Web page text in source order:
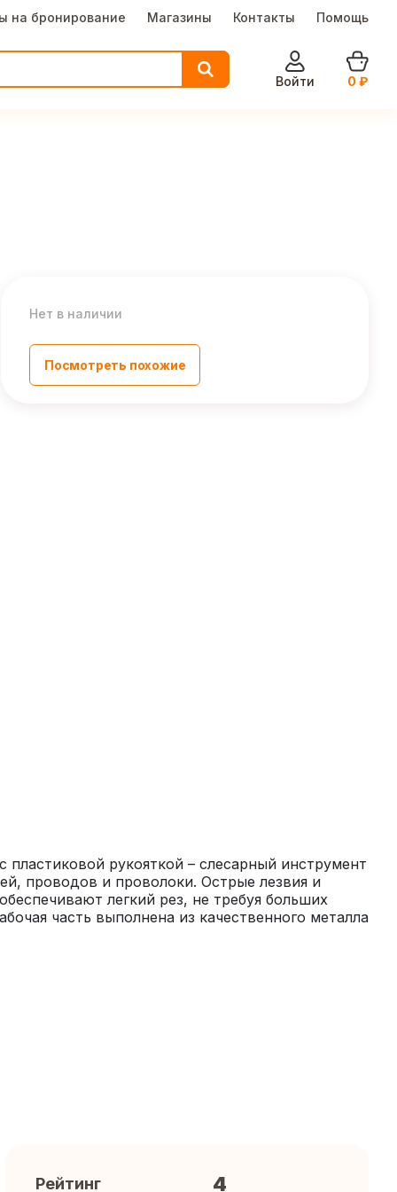
на бронирование Магазины Контакты Помощь
Войти
0 ₽
Нет в наличии
Посмотреть похожие
рукояткой – слесарный инструмент
проводов и проволоки. Острые лезвия и
легкий рез, не требуя больших
часть выполнена из качественного металла
Рейтинг 4